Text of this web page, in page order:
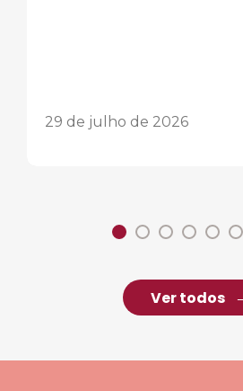
29 de julho de 2026
Ver todos